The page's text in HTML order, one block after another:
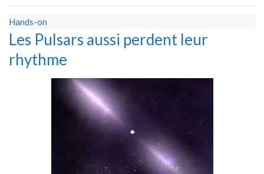
Hands-on
Les Pulsars aussi perdent leur
rhythme